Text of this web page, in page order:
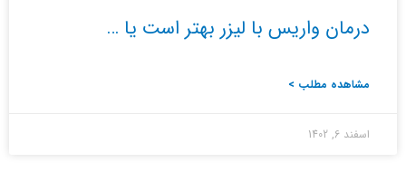
درمان واریس با لیزر بهتر است یا …
مشاهده مطلب >
اسفند 6, 1402